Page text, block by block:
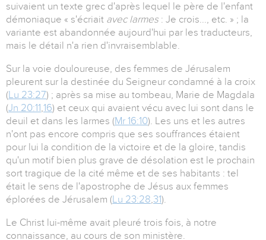
suivaient un texte grec d'après lequel le père de l'enfant
démoniaque « s'écriait avec larmes: Je crois..., etc. » ; la
variante est abandonnée aujourd'hui par les traducteurs,
mais le détail n'a rien d'invraisemblable.
Sur la voie douloureuse, des femmes de Jérusalem
pleurent sur la destinée du Seigneur condamné à la croix
(Lu 23:27) ; après sa mise au tombeau, Marie de Magdala
(Jn 20:11,16) et ceux qui avaient vécu avec lui sont dans le
deuil et dans les larmes (Mr 16:10). Les uns et les autres
n'ont pas encore compris que ses souffrances étaient
pour lui la condition de la victoire et de la gloire, tandis
qu'un motif bien plus grave de désolation est le prochain
sort tragique de la cité même et de ses habitants : tel
était le sens de l'apostrophe de Jésus aux femmes
éplorées de Jérusalem (Lu 23:28,31).
Le Christ lui-même avait pleuré trois fois, à notre
connaissance, au cours de son ministère.